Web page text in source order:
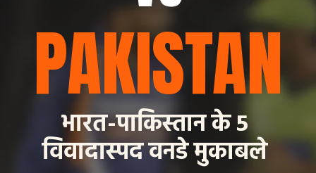
PAKISTAN
भारत-पाकिस्तान के 5
विवादास्पद वनडे मुकाबले